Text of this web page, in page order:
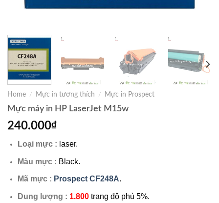
Home / Mực in tương thích / Mực in Prospect
Mực máy in HP LaserJet M15w
240.000₫
Loại mực : laser.
Màu mực : Black.
Mã mực : Prospect CF248A.
Dung lượng : 1.800 trang độ phủ 5%.